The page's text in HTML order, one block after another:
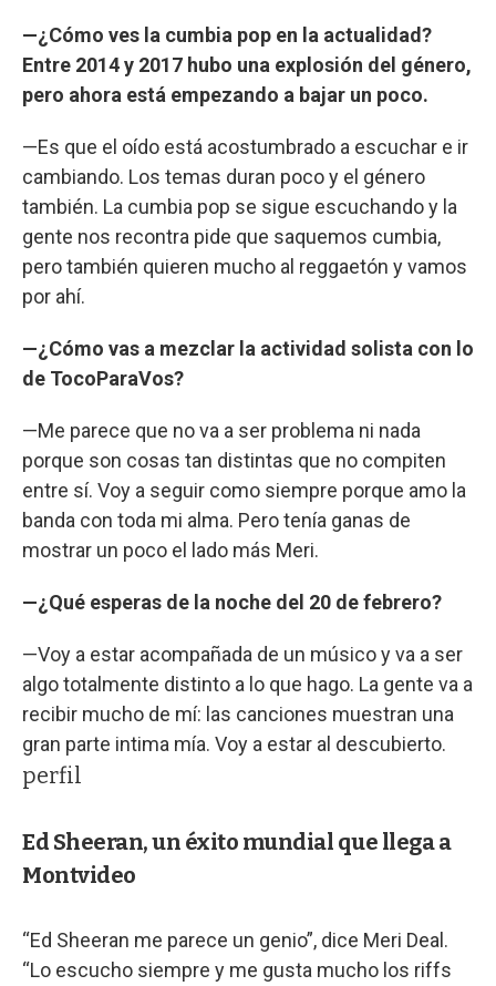
—¿Cómo ves la cumbia pop en la actualidad?
Entre 2014 y 2017 hubo una explosión del género,
pero ahora está empezando a bajar un poco.
—Es que el oído está acostumbrado a escuchar e ir
cambiando. Los temas duran poco y el género
también. La cumbia pop se sigue escuchando y la
gente nos recontra pide que saquemos cumbia,
pero también quieren mucho al reggaetón y vamos
por ahí.
—¿Cómo vas a mezclar la actividad solista con lo
de TocoParaVos?
—Me parece que no va a ser problema ni nada
porque son cosas tan distintas que no compiten
entre sí. Voy a seguir como siempre porque amo la
banda con toda mi alma. Pero tenía ganas de
mostrar un poco el lado más Meri.
—¿Qué esperas de la noche del 20 de febrero?
—Voy a estar acompañada de un músico y va a ser
algo totalmente distinto a lo que hago. La gente va a
recibir mucho de mí: las canciones muestran una
gran parte intima mía. Voy a estar al descubierto.
perfil
Ed Sheeran, un éxito mundial que llega a
Montvideo
“Ed Sheeran me parece un genio”, dice Meri Deal.
“Lo escucho siempre y me gusta mucho los riffs